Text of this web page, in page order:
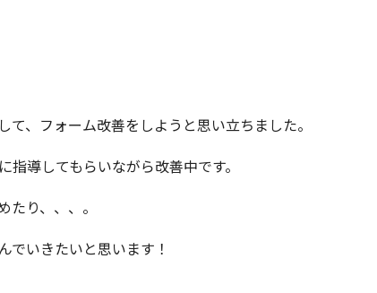
、フォーム改善をしようと思い立ちました。
導してもらいながら改善中です。
り、、、。
でいきたいと思います！